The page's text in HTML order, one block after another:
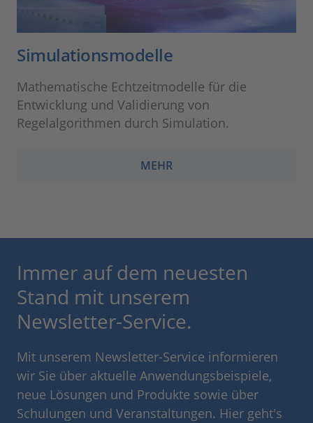
Simulationsmodelle
Mathematische Echtzeitmodelle für die
Entwicklung und Validierung von
Regelalgorithmen durch Simulation.
MEHR
Immer auf dem neuesten
Stand mit unserem
Newsletter-Service.
Mit unserem Newsletter-Service informieren
wir Sie über aktuelle Anwendungsbeispiele,
neue Lösungen und Produkte sowie über
Schulungen und Veranstaltungen. Hier geht's